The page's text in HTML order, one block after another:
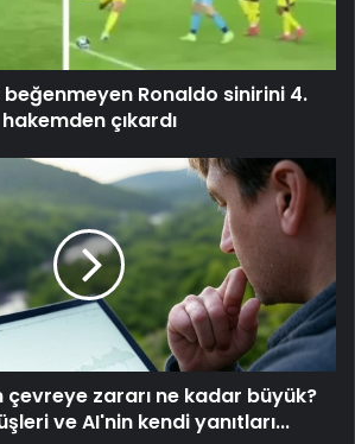
beğenmeyen Ronaldo sinirini 4.
hakemden çıkardı
çevreye zararı ne kadar büyük?
ve AI'nin kendi yanıtları...